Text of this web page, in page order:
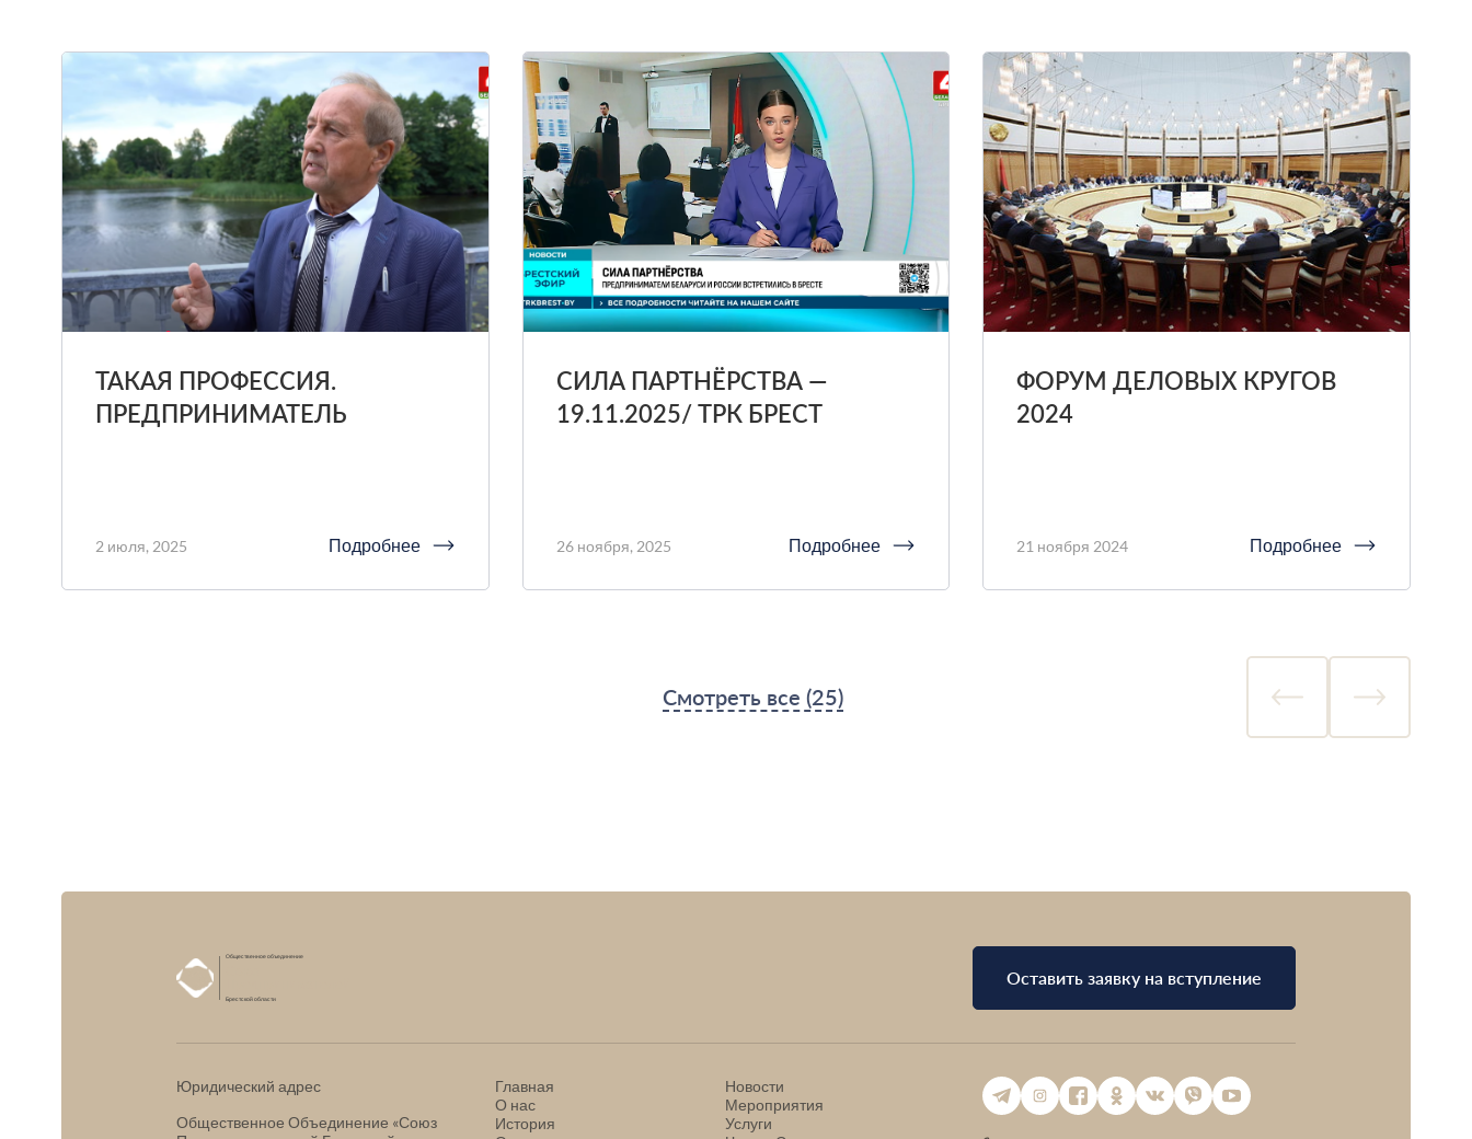
ТАКАЯ ПРОФЕССИЯ.
ПРЕДПРИНИМАТЕЛЬ
2 июля, 2025 Подробнее
СИЛА ПАРТНЁРСТВА —
19.11.2025/ ТРК БРЕСТ
26 ноября, 2025 Подробнее
ФОРУМ ДЕЛОВЫХ КРУГОВ
2024
21 ноября 2024 Подробнее
Смотреть все (25)
Общественное объединение
Брестской области
Оставить заявку на вступление
Юридический адрес
Общественное Объединение «Союз
Главная
Новости
О нас
Мероприятия
История
Услуги